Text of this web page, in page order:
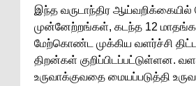
இந்த வருடாந்திர ஆய்வறிக்கையில்
முன்னேற்றங்கள், கடந்த 12
மேற்கொண்ட முக்கிய வளர்ச்சி
திறன்கள் குறிப்பிடப்பட்டுள்ளன.
உருவாக்குவதை மையப்படுத்தி